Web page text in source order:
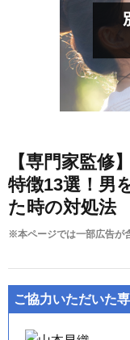
【専門家監修
特徴13選！男
た時の対処法
※本ページでは一部広告が
ご協力いただいた